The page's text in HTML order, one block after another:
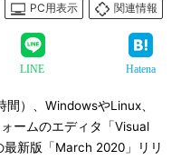
PC用表示
関連情報
LINE Hatena
）、WindowsやLinux、
ームのエディタ「Visual
新版「March 2020」リリ